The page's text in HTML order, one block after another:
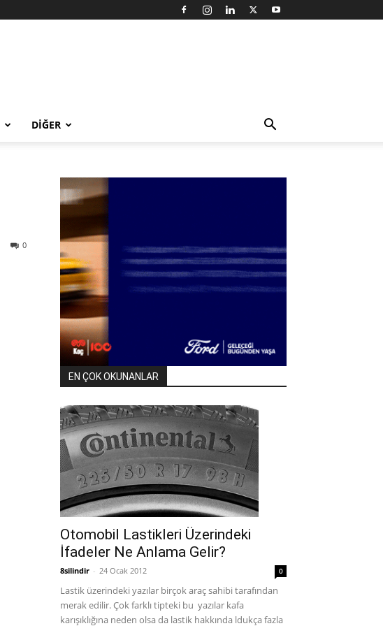
DİĞER
0
EN ÇOK OKUNANLAR
Otomobil Lastikleri Üzerindeki
İfadeler Ne Anlama Gelir?
8silindir - 24 Ocak 2012 0
Lastik üzerindeki yazılar birçok araç sahibi tarafından
merak edilir. Çok farklı tipteki bu yazılar kafa
karışıklığına neden olsa da lastik hakkında ldukça fazla